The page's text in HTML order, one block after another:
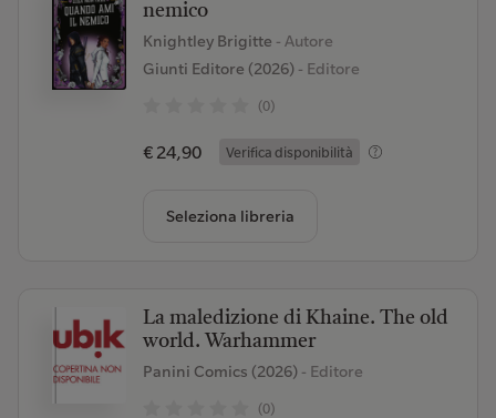
nemico
Knightley Brigitte - Autore
Giunti Editore (2026)- Editore
(0)
€ 24,90 Verifica disponibilità
Seleziona libreria
La maledizione di Khaine. The old
world. Warhammer
Panini Comics (2026)- Editore
(0)